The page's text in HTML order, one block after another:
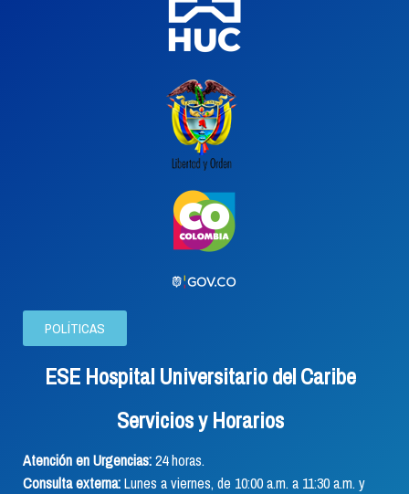
POLÍTICAS
ESE Hospital Universitario del Caribe
Servicios y Horarios
Atención en Urgencias:24 horas.
Consulta externa:Lunes a viernes, de 10:00 a.m. a 11:30 a.m. y